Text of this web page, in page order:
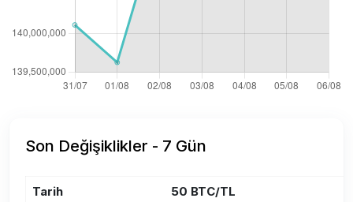
Son Değişiklikler - 7 Gün
Tarih 50 BTC/TL